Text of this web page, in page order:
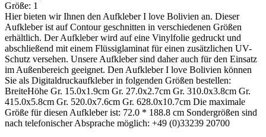
Größe: 1
Hier bieten wir Ihnen den Aufkleber I love Bolivien an. Dieser
Aufkleber ist auf Contour geschnitten in verschiedenen Größen
erhältlich. Der Aufkleber wird auf eine Vinylfolie gedruckt und
abschließend mit einem Flüssiglaminat für einen zusätzlichen UV-
Schutz versehen. Unsere Aufkleber sind daher auch für den Einsatz
im Außenbereich geeignet. Den Aufkleber I love Bolivien können
Sie als Digitaldruckaufkleber in folgenden Größen bestellen:
BreiteHöhe Gr. 15.0x1.9cm Gr. 27.0x2.7cm Gr. 310.0x3.8cm Gr.
415.0x5.8cm Gr. 520.0x7.6cm Gr. 628.0x10.7cm Die maximale
Größe für diesen Aufkleber ist: 72.0 * 188.8 cm Sondergrößen sind
nach telefonischer Absprache möglich: +49 (0)33239 20700